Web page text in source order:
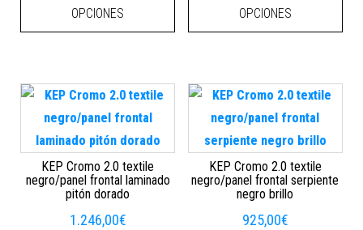
OPCIONES
OPCIONES
KEP Cromo 2.0 textile
negro/panel frontal laminado
pitón dorado
1.246,00€
KEP Cromo 2.0 textile
negro/panel frontal serpiente
negro brillo
925,00€